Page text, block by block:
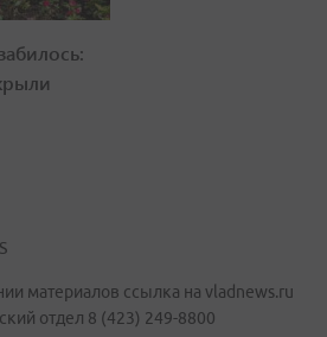
материалов ссылка на vladnews.ru
отдел 8 (423) 249-8800